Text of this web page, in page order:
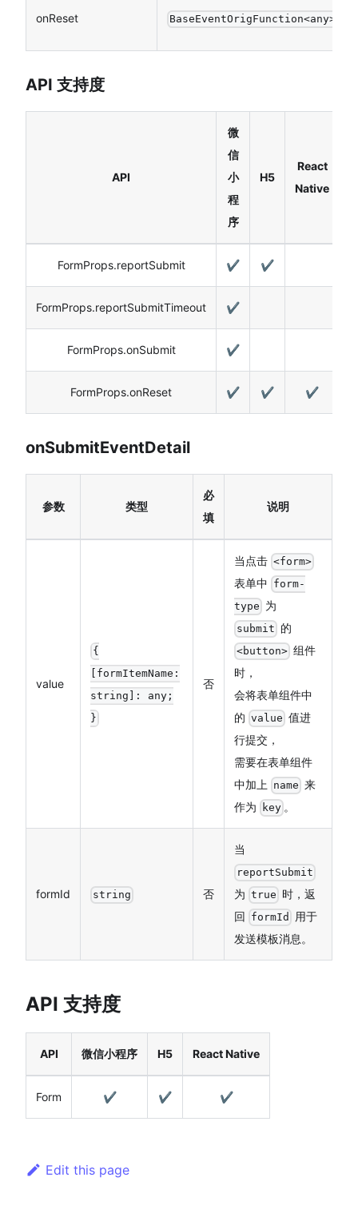
onReset BaseEventOrigFunction<any>
API 支持度
API
微
信
小
程
序
H5
React
Native
FormProps.reportSubmit ✔️ ✔️
FormProps.reportSubmitTimeout ✔️
FormProps.onSubmit ✔️
FormProps.onReset ✔️ ✔️ ✔️
onSubmitEventDetail
参数 类型
必
填
说明
value
{
[formItemName:
string]: any;
}
否
当点击 <form>
表单中 form-
type 为
submit 的
<button> 组件
时，
会将表单组件中
的 value 值进
行提交，
需要在表单组件
中加上
name 来
作为
key 。
formId string 否
当
reportSubmit
为 true 时，返
回 formId
用于
发送模板消息。
API 支持度
API 微信小程序 H5 React Native
Form ✔️ ✔️ ✔️
Edit this page